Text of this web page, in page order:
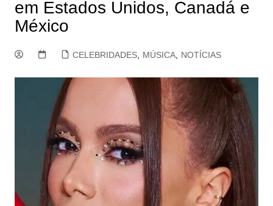
em Estados Unidos, Canadá e
México
CELEBRIDADES, MÚSICA, NOTÍCIAS